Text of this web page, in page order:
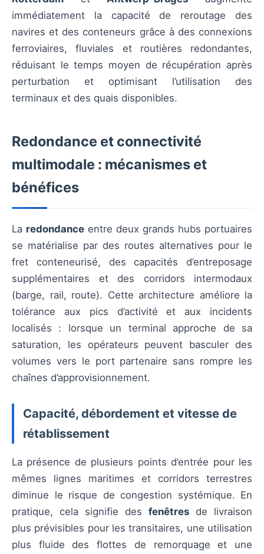
immédiatement la capacité de reroutage des
navires et des conteneurs grâce à des connexions
ferroviaires, fluviales et routières redondantes,
réduisant le temps moyen de récupération après
perturbation et optimisant l’utilisation des
terminaux et des quais disponibles.
Redondance et connectivité
multimodale : mécanismes et
bénéfices
La redondance entre deux grands hubs portuaires
se matérialise par des routes alternatives pour le
fret conteneurisé, des capacités d’entreposage
supplémentaires et des corridors intermodaux
(barge, rail, route). Cette architecture améliore la
tolérance aux pics d’activité et aux incidents
localisés : lorsque un terminal approche de sa
saturation, les opérateurs peuvent basculer des
volumes vers le port partenaire sans rompre les
chaînes d’approvisionnement.
Capacité, débordement et vitesse de
rétablissement
La présence de plusieurs points d’entrée pour les
mêmes lignes maritimes et corridors terrestres
diminue le risque de congestion systémique. En
pratique, cela signifie des fenêtres de livraison
plus prévisibles pour les transitaires, une utilisation
plus fluide des flottes de remorquage et une